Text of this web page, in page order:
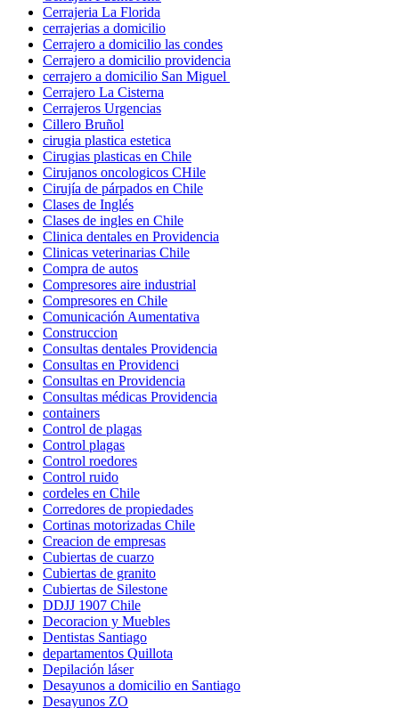
Cerrajeria La Florida
cerrajerias a domicilio
Cerrajero a domicilio las condes
Cerrajero a domicilio providencia
cerrajero a domicilio San Miguel
Cerrajero La Cisterna
Cerrajeros Urgencias
Cillero Bruñol
cirugia plastica estetica
Cirugias plasticas en Chile
Cirujanos oncologicos CHile
Cirujía de párpados en Chile
Clases de Inglés
Clases de ingles en Chile
Clinica dentales en Providencia
Clinicas veterinarias Chile
Compra de autos
Compresores aire industrial
Compresores en Chile
Comunicación Aumentativa
Construccion
Consultas dentales Providencia
Consultas en Providenci
Consultas en Providencia
Consultas médicas Providencia
containers
Control de plagas
Control plagas
Control roedores
Control ruido
cordeles en Chile
Corredores de propiedades
Cortinas motorizadas Chile
Creacion de empresas
Cubiertas de cuarzo
Cubiertas de granito
Cubiertas de Silestone
DDJJ 1907 Chile
Decoracion y Muebles
Dentistas Santiago
departamentos Quillota
Depilación láser
Desayunos a domicilio en Santiago
Desayunos ZO